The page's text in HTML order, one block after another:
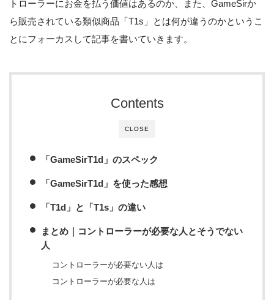
トローラーにお金を払う価値はあるのか、また、GameSirか
ら販売されている類似商品「T1s」とは何が違うのかというこ
とにフォーカスして記事を書いていきます。
CLOSE
Contents
「GameSirT1d」のスペック
「GameSirT1d」を使った感想
「T1d」と「T1s」の違い
まとめ｜コントローラーが必要な人とそうでない
人
コントローラーが必要ない人は
コントローラーが必要な人は